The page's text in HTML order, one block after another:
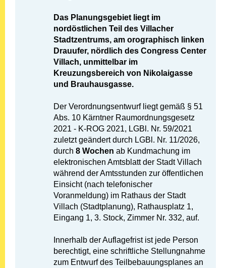
Das Planungsgebiet liegt im
nordöstlichen Teil des Villacher
Stadtzentrums, am orographisch linken
Drauufer, nördlich des Congress Center
Villach, unmittelbar im
Kreuzungsbereich von Nikolaigasse
und Brauhausgasse.
Der Verordnungsentwurf liegt gemäß § 51
Abs. 10 Kärntner Raumordnungsgesetz
2021 - K-ROG 2021, LGBl. Nr. 59/2021
zuletzt geändert durch LGBl. Nr. 11/2026,
durch8 Wochen ab Kundmachung im
elektronischen Amtsblatt der Stadt Villach
während der Amtsstunden zur öffentlichen
Einsicht (nach telefonischer
Voranmeldung) im Rathaus der Stadt
Villach (Stadtplanung), Rathausplatz 1,
Eingang 1, 3. Stock, Zimmer Nr. 332, auf.
Innerhalb der Auflagefrist ist jede Person
berechtigt, eine schriftliche Stellungnahme
zum Entwurf des Teilbebauungsplanes an